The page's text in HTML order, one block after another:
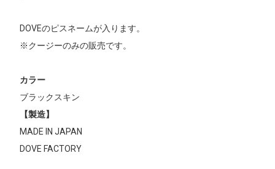
DOVEのピスネームが入ります。
※クージーのみの販売です。
カラー
ブラックスキン
【製造】
MADE IN JAPAN
DOVE FACTORY